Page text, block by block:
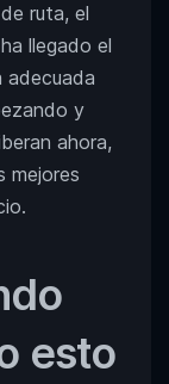
ruta, el
llegado el
adecuada
y
ahora,
mejores
esto